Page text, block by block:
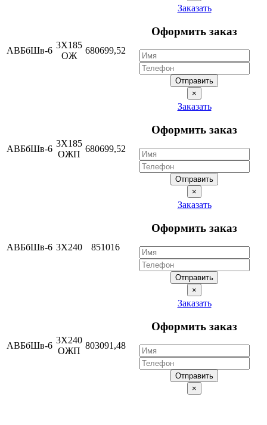
АВБбШв-6
3Х185
ОЖ
680699,52
Заказать
Оформить заказ
Отправить
×
АВБбШв-6
3Х185
ОЖП
680699,52
Заказать
Оформить заказ
Отправить
×
АВБбШв-6 3Х240 851016
Заказать
Оформить заказ
Отправить
×
АВБбШв-6
3Х240
ОЖП
803091,48
Заказать
Оформить заказ
Отправить
×